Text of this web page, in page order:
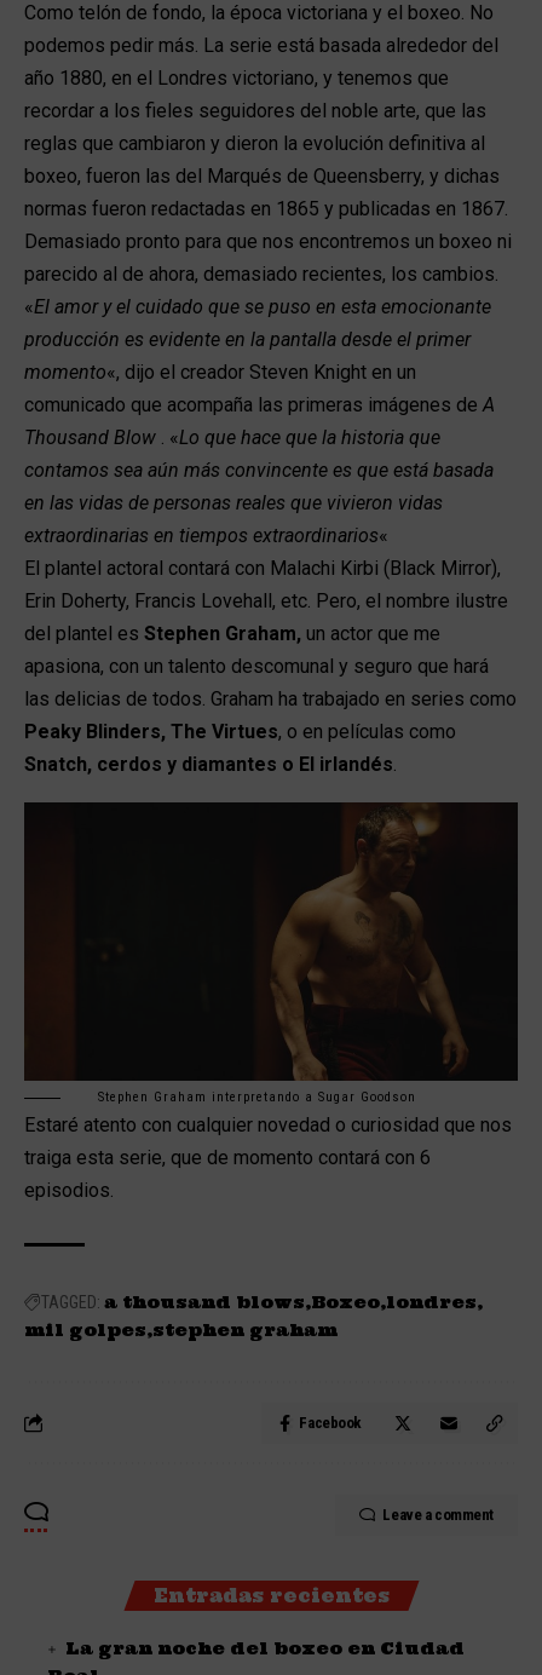
Como telón de fondo, la época victoriana y el boxeo. No
podemos pedir más. La serie está basada alrededor del
año 1880, en el Londres victoriano, y tenemos que
recordar a los fieles seguidores del noble arte, que las
reglas que cambiaron y dieron la evolución definitiva al
boxeo, fueron las del Marqués de Queensberry, y dichas
normas fueron redactadas en 1865 y publicadas en 1867.
Demasiado pronto para que nos encontremos un boxeo ni
parecido al de ahora, demasiado recientes, los cambios.
«El amor y el cuidado que se puso en esta emocionante
producción es evidente en la pantalla desde el primer
momento«, dijo el creador Steven Knight en un
comunicado que acompaña las primeras imágenes deA
Thousand Blow . «Lo que hace que la historia que
contamos sea aún más convincente es que está basada
en las vidas de personas reales que vivieron vidas
extraordinarias en tiempos extraordinarios«
El plantel actoral contará con Malachi Kirbi (Black Mirror),
Erin Doherty, Francis Lovehall, etc. Pero, el nombre ilustre
del plantel es Stephen Graham, un actor que me
apasiona, con un talento descomunal y seguro que hará
las delicias de todos. Graham ha trabajado en series como
Peaky Blinders, The Virtues, o en películas como
Snatch, cerdos y diamantes o El irlandés.
Stephen Graham interpretando a Sugar Goodson
Estaré atento con cualquier novedad o curiosidad que nos
traiga esta serie, que de momento contará con 6
episodios.
TAGGED: a thousand blows Boxeo londres
mil golpes stephen graham
Facebook
Leave a comment
Entradas recientes
La gran noche del boxeo en Ciudad